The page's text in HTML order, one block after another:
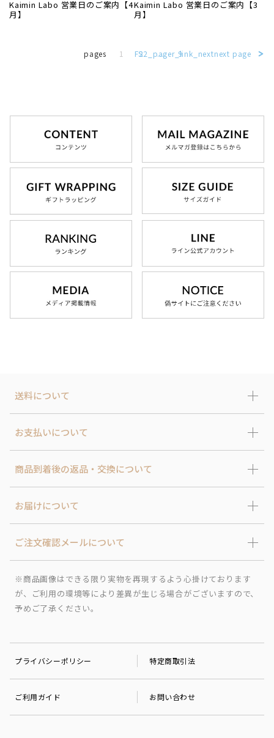
Kaimin Labo 営業日のご案内【4
月】
Kaimin Labo 営業日のご案内【3
月】
1 2 ... 9
FS2_pager_link_next
送料について
お支払いについて
商品到着後の返品・交換について
お届けについて
ご注文確認メールについて
※商品画像はできる限り実物を再現するよう心掛けております
が、ご利用の環境等により差異が生じる場合がございますので、
予めご了承ください。
プライバシーポリシー 特定商取引法
ご利用ガイド お問い合わせ